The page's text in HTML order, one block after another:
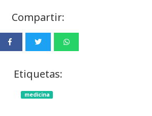
Compartir:
Etiquetas:
medicina